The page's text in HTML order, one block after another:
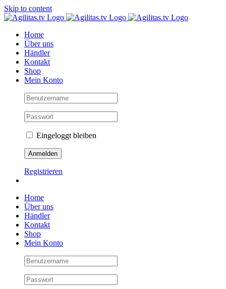
Skip to content
Home
Über uns
Händler
Kontakt
Shop
Mein Konto
Eingeloggt bleiben
Registrieren
Home
Über uns
Händler
Kontakt
Shop
Mein Konto